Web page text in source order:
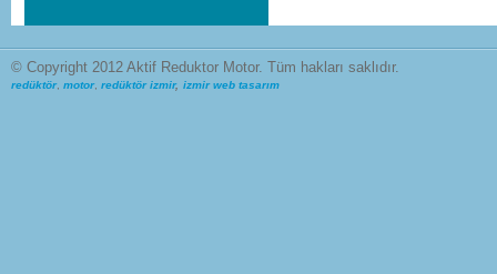
© Copyright 2012 Aktif Reduktor Motor. Tüm hakları saklıdır.
redüktör, motor, redüktör izmir, izmir web tasarım